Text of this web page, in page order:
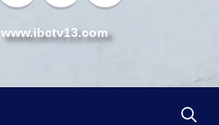
www.ibctv13.com